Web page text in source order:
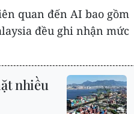
quan đến AI bao gồm
đều ghi nhận mức
nhiều